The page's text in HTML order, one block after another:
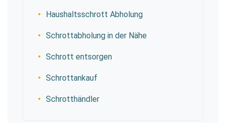
Haushaltsschrott Abholung
Schrottabholung in der Nähe
Schrott entsorgen
Schrottankauf
Schrotthändler